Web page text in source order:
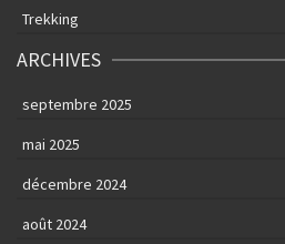
Trekking
ARCHIVES
septembre 2025
mai 2025
décembre 2024
août 2024